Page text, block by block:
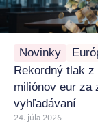
Novinky
Rekordný tlak
miliónov eur za
vyhľadávaní
24. júla 2026